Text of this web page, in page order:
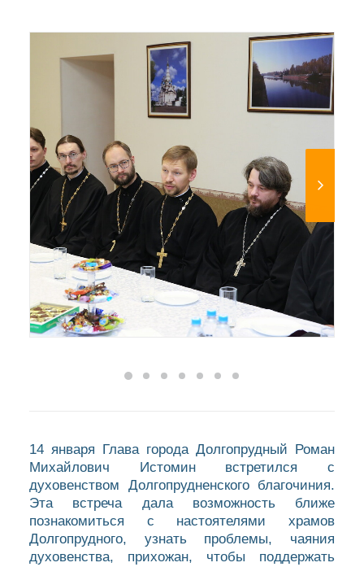
14 января Глава города Долгопрудный Роман
Михайлович Истомин встретился с
духовенством Долгопрудненского благочиния.
Эта встреча дала возможность ближе
познакомиться с настоятелями храмов
Долгопрудного, узнать проблемы, чаяния
духовенства, прихожан, чтобы поддержать